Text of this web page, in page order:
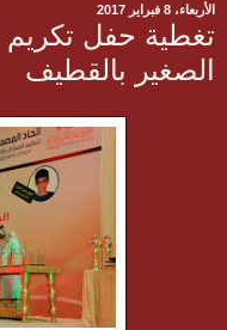
الأربعاء، 8 فبراير 2017
تغطية حفل تكريم
الصغير بالقطيف